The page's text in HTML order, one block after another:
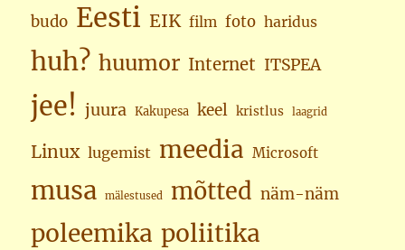
budo Eesti EIK film foto haridus
huh? huumor Internet ITSPEA
jee! juura Kakupesa keel kristlus laagrid
Linux lugemist meedia Microsoft
musa mälestused mõtted näm-näm
poleemika poliitika